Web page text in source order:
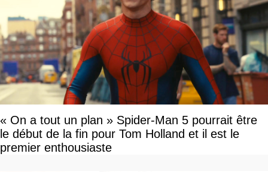
« On a tout un plan » Spider-Man 5 pourrait être
le début de la fin pour Tom Holland et il est le
premier enthousiaste